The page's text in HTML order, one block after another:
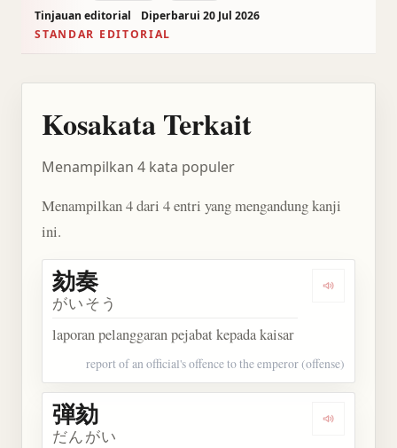
Tinjauan editorial
Diperbarui 20 Jul 2026
STANDAR EDITORIAL
Kosakata Terkait
Menampilkan 4 kata populer
Menampilkan 4 dari 4 entri yang mengandung kanji
ini.
Dengarkan
劾奏
がいそう
laporan pelanggaran pejabat kepada kaisar
report of an official's offence to the emperor (offense)
Dengarkan
弾劾
だんがい